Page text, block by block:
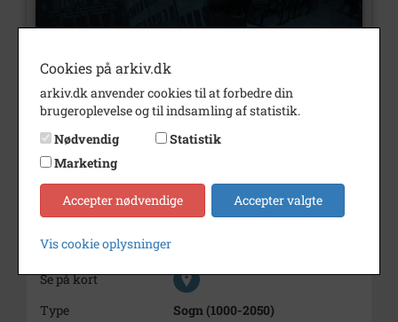
Nummer
Type
Billeder
Beskrivelse
Camilla Jensens fødselsdag.
Årstal
1982
Dateringsnote
1982
Fotograf
Se på kort
Type
Sogn (1000-2050)
Cookies på arkiv.dk
arkiv.dk anvender cookies til at forbedre din
brugeroplevelse og til indsamling af statistik.
Nødvendig
Statistik
Marketing
Accepter nødvendige Accepter valgte
Vis cookie oplysninger